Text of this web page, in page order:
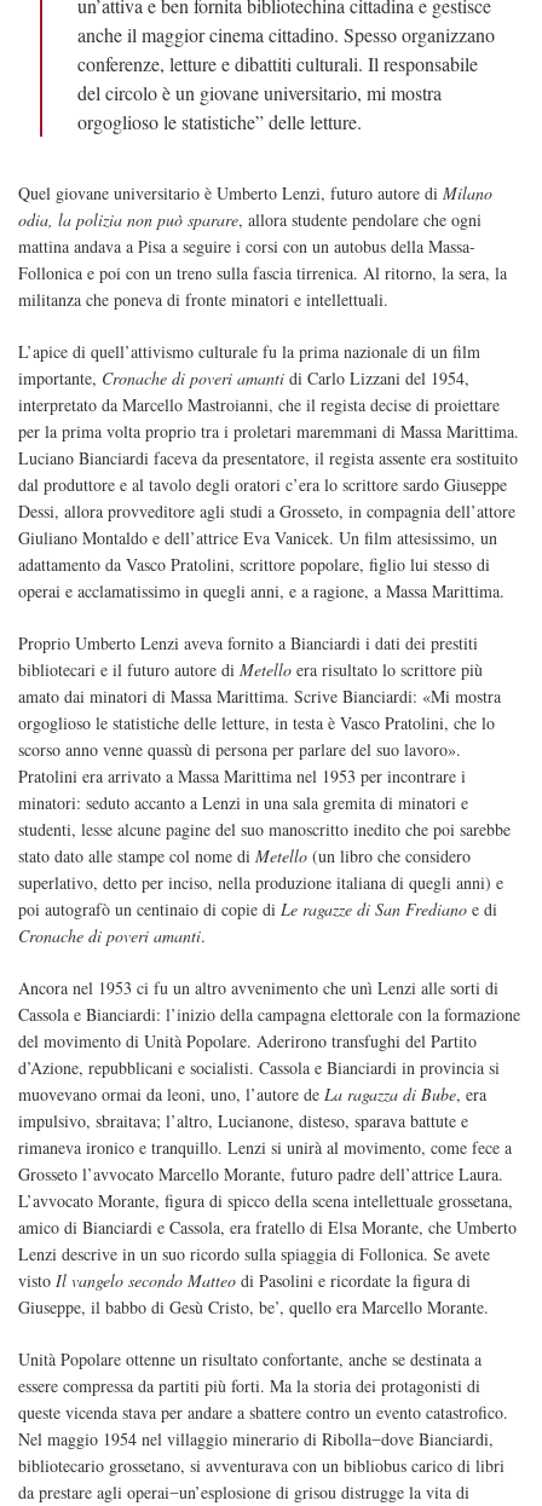
un’attiva e ben fornita bibliotechina cittadina e gestisce
anche il maggior cinema cittadino. Spesso organizzano
conferenze, letture e dibattiti culturali. Il responsabile
del circolo è un giovane universitario, mi mostra
orgoglioso le statistiche” delle letture.
Quel giovane universitario è Umberto Lenzi, futuro autore di Milano
odia, la polizia non può sparare, allora studente pendolare che ogni
mattina andava a Pisa a seguire i corsi con un autobus della Massa-
Follonica e poi con un treno sulla fascia tirrenica. Al ritorno, la sera, la
militanza che poneva di fronte minatori e intellettuali.
L’apice di quell’attivismo culturale fu la prima nazionale di un film
importante, Cronache di poveri amanti di Carlo Lizzani del 1954,
interpretato da Marcello Mastroianni, che il regista decise di proiettare
per la prima volta proprio tra i proletari maremmani di Massa Marittima.
Luciano Bianciardi faceva da presentatore, il regista assente era sostituito
dal produttore e al tavolo degli oratori c’era lo scrittore sardo Giuseppe
Dessi, allora provveditore agli studi a Grosseto, in compagnia dell’attore
Giuliano Montaldo e dell’attrice Eva Vanicek. Un film attesissimo, un
adattamento da Vasco Pratolini, scrittore popolare, figlio lui stesso di
operai e acclamatissimo in quegli anni, e a ragione, a Massa Marittima.
Proprio Umberto Lenzi aveva fornito a Bianciardi i dati dei prestiti
bibliotecari e il futuro autore di Metello era risultato lo scrittore più
amato dai minatori di Massa Marittima. Scrive Bianciardi: «Mi mostra
orgoglioso le statistiche delle letture, in testa è Vasco Pratolini, che lo
scorso anno venne quassù di persona per parlare del suo lavoro».
Pratolini era arrivato a Massa Marittima nel 1953 per incontrare i
minatori: seduto accanto a Lenzi in una sala gremita di minatori e
studenti, lesse alcune pagine del suo manoscritto inedito che poi sarebbe
stato dato alle stampe col nome di Metello (un libro che considero
superlativo, detto per inciso, nella produzione italiana di quegli anni) e
poi autografò un centinaio di copie di Le ragazze di San Frediano e di
Cronache di poveri amanti.
Ancora nel 1953 ci fu un altro avvenimento che unì Lenzi alle sorti di
Cassola e Bianciardi: l’inizio della campagna elettorale con la formazione
del movimento di Unità Popolare. Aderirono transfughi del Partito
d’Azione, repubblicani e socialisti. Cassola e Bianciardi in provincia si
muovevano ormai da leoni, uno, l’autore de La ragazza di Bube, era
impulsivo, sbraitava; l’altro, Lucianone, disteso, sparava battute e
rimaneva ironico e tranquillo. Lenzi si unirà al movimento, come fece a
Grosseto l’avvocato Marcello Morante, futuro padre dell’attrice Laura.
L’avvocato Morante, figura di spicco della scena intellettuale grossetana,
amico di Bianciardi e Cassola, era fratello di Elsa Morante, che Umberto
Lenzi descrive in un suo ricordo sulla spiaggia di Follonica. Se avete
visto Il vangelo secondo Matteo di Pasolini e ricordate la figura di
Giuseppe, il babbo di Gesù Cristo, be’, quello era Marcello Morante.
Unità Popolare ottenne un risultato confortante, anche se destinata a
essere compressa da partiti più forti. Ma la storia dei protagonisti di
queste vicenda stava per andare a sbattere contro un evento catastrofico.
Nel maggio 1954 nel villaggio minerario di Ribolla ̶ dove Bianciardi,
bibliotecario grossetano, si avventurava con un bibliobus carico di libri
da prestare agli operai ̶ un’esplosione di grisou distrugge la vita di